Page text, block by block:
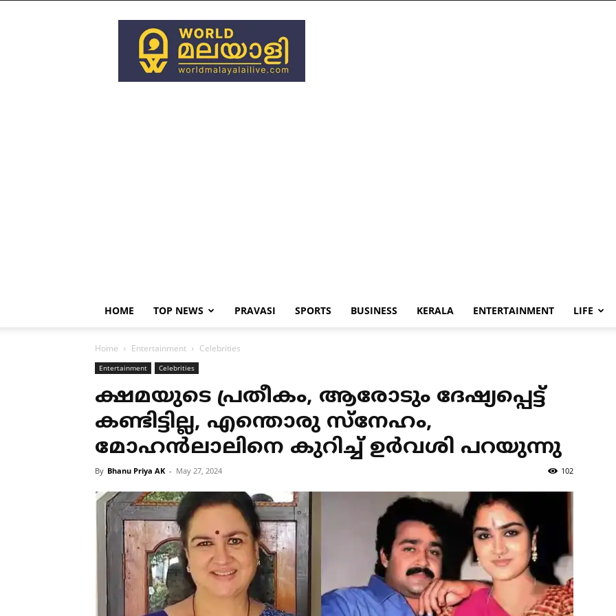
World
Malayali
Live
HOME TOP NEWS PRAVASI SPORTS BUSINESS KERALA ENTERTAINMENT LIFE
Home Entertainment Celebrities
Entertainment Celebrities
ക്ഷമയുടെ പ്രതീകം, ആരോടും ദേഷ്യപ്പെട്ട്
കണ്ടിട്ടില്ല, എന്തൊരു സ്‌നേഹം,
മോഹന്‍ലാലിനെ കുറിച്ച് ഉര്‍വശി പറയുന്നു
By Bhanu Priya AK - May 27, 2024 102